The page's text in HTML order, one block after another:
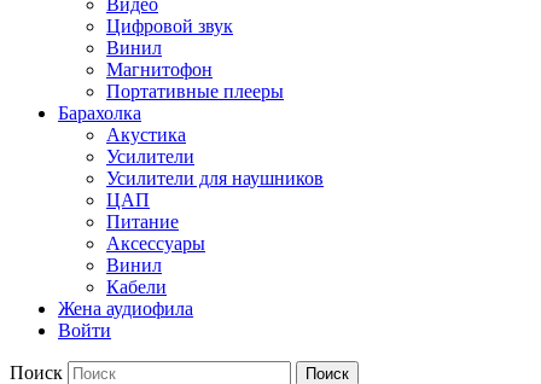
Цифровой звук
Винил
Магнитофон
Портативные плееры
Барахолка
Акустика
Усилители
Усилители для наушников
ЦАП
Питание
Аксессуары
Винил
Кабели
Жена аудиофила
Войти
Поиск Поиск